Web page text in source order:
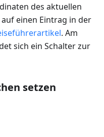
des aktuellen
einen Eintrag in der
. Am
sich ein Schalter zur
setzen